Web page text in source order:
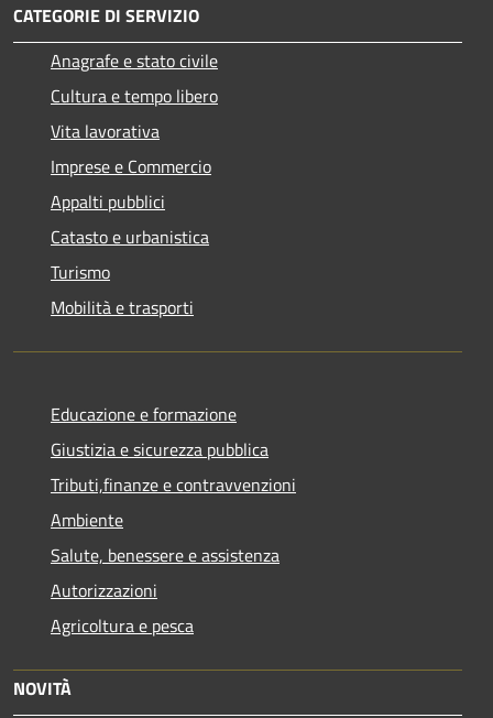
CATEGORIE DI SERVIZIO
Anagrafe e stato civile
Cultura e tempo libero
Vita lavorativa
Imprese e Commercio
Appalti pubblici
Catasto e urbanistica
Turismo
Mobilità e trasporti
Educazione e formazione
Giustizia e sicurezza pubblica
Tributi,finanze e contravvenzioni
Ambiente
Salute, benessere e assistenza
Autorizzazioni
Agricoltura e pesca
NOVITÀ